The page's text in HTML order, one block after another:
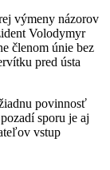
výmeny názorov
Volodymyr
členom únie bez
pred ústa
povinnosť
sporu je aj
vstup